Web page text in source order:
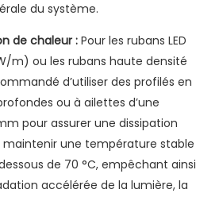
du système.
de chaleur : Pour les rubans LED
m) ou les rubans haute densité
d’utiliser des profilés en
ou à ailettes d’une
pour assurer une dissipation
une température stable
de 70 °C, empêchant ainsi
accélérée de la lumière, la